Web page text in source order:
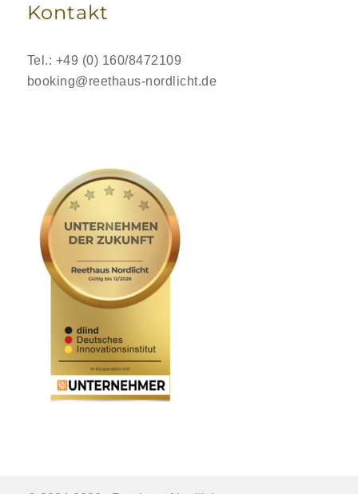
Kontakt
Tel.: +49 (0) 160/8472109
booking@reethaus-nordlicht.de